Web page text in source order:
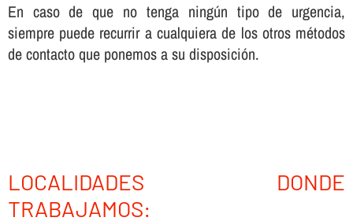
En caso de que no tenga ningún tipo de urgencia,
siempre puede recurrir a cualquiera de los otros métodos
de contacto que ponemos a su disposición.
LOCALIDADES DONDE
TRABAJAMOS: